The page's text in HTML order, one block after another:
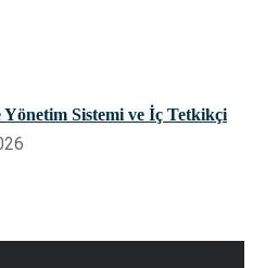
Yönetim Sistemi ve İç Tetkikçi